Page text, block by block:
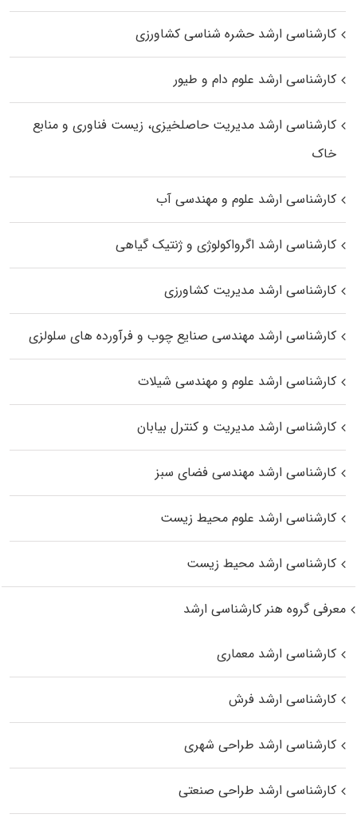
کارشناسی ارشد حشره‌ شناسی کشاورزی
کارشناسی ارشد علوم دام و طیور
کارشناسی ارشد مدیریت حاصلخیزی، زیست فناوری و منابع
خاک
کارشناسی ارشد علوم و مهندسی آب
کارشناسی ارشد اگرواکولوژی و ژنتیک گیاهی
کارشناسی ارشد مدیریت کشاورزی
کارشناسی ارشد مهندسی صنایع چوب و فرآورده‌ های سلولزی
کارشناسی ارشد علوم و مهندسی شیلات
کارشناسی ارشد مدیریت و کنترل بیابان
کارشناسی ارشد مهندسی فضای سبز
کارشناسی ارشد علوم محیط‌ زیست
کارشناسی ارشد محیط زیست
معرفی گروه هنر کارشناسی ارشد
کارشناسی ارشد معماری
کارشناسی ارشد فرش
کارشناسی ارشد طراحی شهری
کارشناسی ارشد طراحی صنعتی